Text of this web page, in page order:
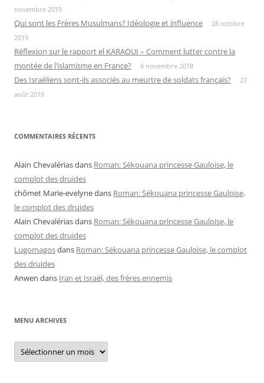
novembre 2019
Qui sont les Frères Musulmans? Idéologie et influence
28 octobre
2019
Réflexion sur le rapport el KARAOUI – Comment lutter contre la
montée de l’islamisme en France?
6 novembre 2018
Des Israéliens sont-ils associés au meurtre de soldats français?
27
août 2018
COMMENTAIRES RÉCENTS
Alain Chevalériasdans Roman: Sékouana princesse Gauloise, le
complot des druides
chômet Marie-evelynedans Roman: Sékouana princesse Gauloise,
le complot des druides
Alain Chevalériasdans Roman: Sékouana princesse Gauloise, le
complot des druides
Lugomagosdans Roman: Sékouana princesse Gauloise, le complot
des druides
Anwen dans Iran et Israël, des frères ennemis
MENU ARCHIVES
Menu
archives